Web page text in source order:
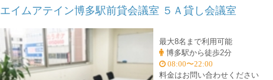
エイムアテイン博多駅前貸会議室 ５Ａ貸し会議室
最大8名まで利用可能
博多駅から徒歩2分
08:00〜22:00
料金はお問い合わせください